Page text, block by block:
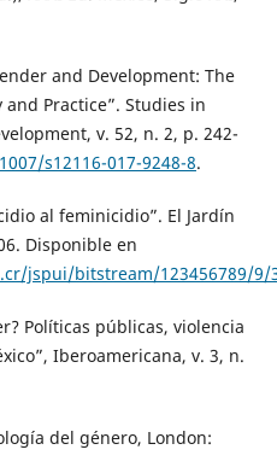
and Development: The
Practice”. Studies in
v. 52, n. 2, p. 242-
s12116-017-9248-8.
al feminicidio”. El Jardín
Disponible en
jspui/bitstream/123456789/9/
Políticas públicas, violencia
Iberoamericana, v. 3, n.
del género, London: